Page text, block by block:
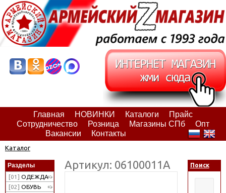
Главная НОВИНКИ Каталоги
Прайс
Сотрудничество
Розница Магазины СПб
Опт
Вакансии
Контакты
Каталог
Разделы
[01] ОДЕЖДА
[02] ОБУВЬ
Артикул: 06100011А Поиск